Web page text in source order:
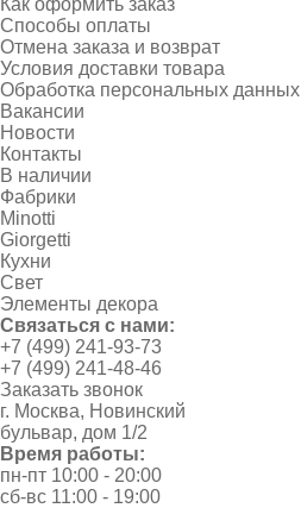
Как оформить заказ
Способы оплаты
Отмена заказа и возврат
Условия доставки товара
Обработка персональных данных
Вакансии
Новости
Контакты
В наличии
Фабрики
Minotti
Giorgetti
Кухни
Свет
Элементы декора
Связаться с нами:
+7 (499) 241-93-73
+7 (499) 241-48-46
Заказать звонок
г. Москва, Новинский
бульвар, дом 1/2
Время работы:
пн-пт 10:00 - 20:00
сб-вс 11:00 - 19:00